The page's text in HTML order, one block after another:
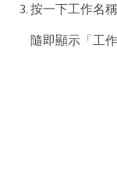
按一下工作名
隨即顯示「工